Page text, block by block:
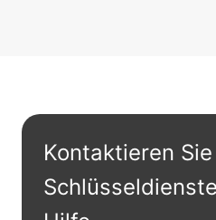
Kontaktieren